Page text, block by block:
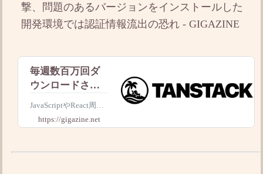
撃、問題のあるバージョンをインストールした
開発環境では認証情報流出の恐れ - GIGAZINE
毎週数百万回ダ
ウンロードされ
る人気JavaScript
ライブラリ群
「TanStack」に
ン攻撃、問題の
JavaScriptやReact周辺
の開発で広く使われて
いるライブラリ群「Ta
ージに、攻撃者がマル
https://gigazine.net